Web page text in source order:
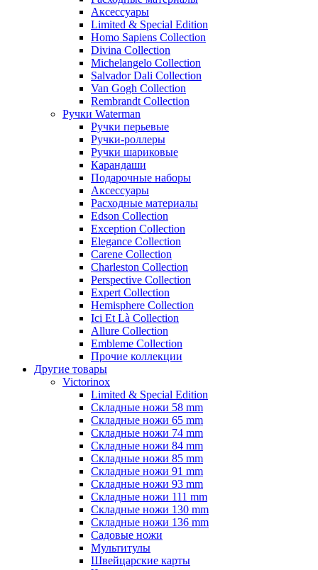
Аксессуары
Limited & Special Edition
Homo Sapiens Collection
Divina Collection
Michelangelo Collection
Salvador Dali Collection
Van Gogh Collection
Rembrandt Collection
Ручки Waterman
Ручки перьевые
Ручки-роллеры
Ручки шариковые
Карандаши
Подарочные наборы
Аксессуары
Расходные материалы
Edson Collection
Exception Collection
Elegance Collection
Carene Collection
Charleston Collection
Perspective Collection
Expert Collection
Hemisphere Collection
Ici Et Là Collection
Allure Collection
Embleme Collection
Прочие коллекции
Другие товары
Victorinox
Limited & Special Edition
Складные ножи 58 mm
Складные ножи 65 mm
Складные ножи 74 mm
Складные ножи 84 mm
Складные ножи 85 mm
Складные ножи 91 mm
Складные ножи 93 mm
Складные ножи 111 mm
Складные ножи 130 mm
Складные ножи 136 mm
Садовые ножи
Мультитулы
Швейцарские карты